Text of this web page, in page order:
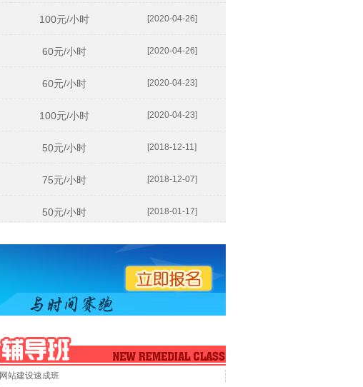
100元/小时 [2020-04-26]
60元/小时 [2020-04-26]
60元/小时 [2020-04-23]
100元/小时 [2020-04-23]
50元/小时 [2018-12-11]
75元/小时 [2018-12-07]
50元/小时 [2018-01-17]
网站建设速成班